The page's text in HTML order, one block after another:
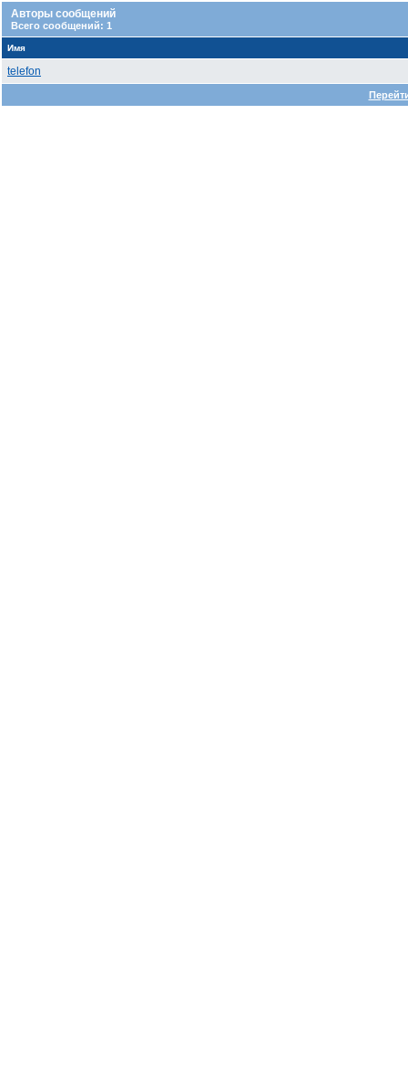
Авторы сообщений
Всего сообщений: 1
Имя
telefon